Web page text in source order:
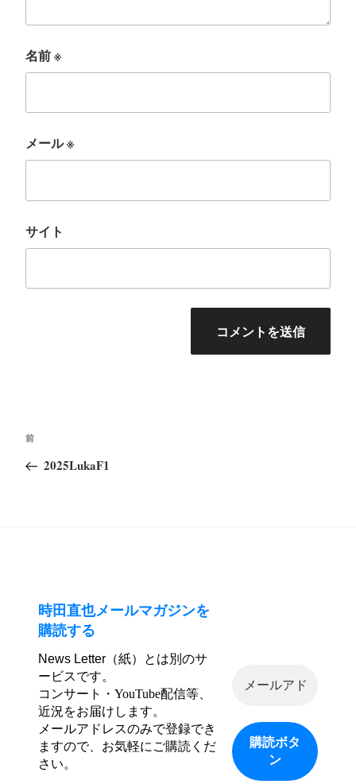
名前※
メール※
サイト
投
ナ
ン
前
の
前
2025LukaF1
時田直也メールマガジンを
購読する
News Letter（紙）とは別のサ
ービスです。
コンサート・YouTube配信等、
近況をお届けします。
メールアドレスのみで登録でき
ますので、お気軽にご購読くだ
さい。